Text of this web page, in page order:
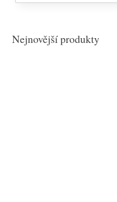
Nejnovější produkty